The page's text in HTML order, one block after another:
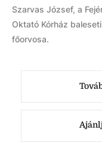
Szarvas József, a
Oktató Kórház
főorvosa.